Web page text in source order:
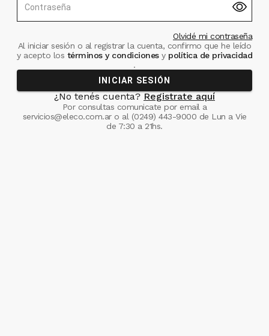
Contraseña
Olvidé mi contraseña
Al iniciar sesión o al registrar la cuenta, confirmo que he leído
y acepto los términos y condiciones ypolítica de privacidad
.
INICIAR SESIÓN
¿No tenés cuenta? Registrate aquí
Por consultas comunicate por email a
servicios@eleco.com.aro al (0249) 443-9000 de Lun a Vie
de 7:30 a 21hs.